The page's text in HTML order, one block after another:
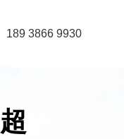
189 3866 9930